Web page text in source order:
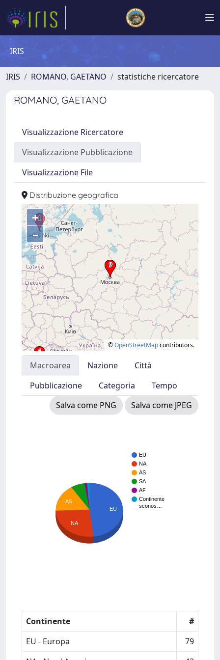
IRIS
IRIS ROMANO, GAETANO statistiche ricercatore
ROMANO, GAETANO
Visualizzazione Ricercatore
Visualizzazione Pubblicazione
Visualizzazione File
Distribuzione geografica
+
–
©OpenStreetMapcontributors.
Macroarea Nazione
Città
Pubblicazione
Categoria
Tempo
Salva come PNG
Salva come JPEG
EU
NA
AS
SA
AF
Continente
sconos…
EU
AS
NA
Continente
#
EU - Europa
79